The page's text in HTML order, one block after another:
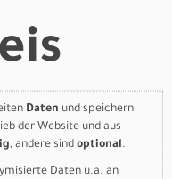
125mm, S2: 150mm, S3:
Daten und speichern
der Website und aus
, andere sind optional.
Daten u.a. an